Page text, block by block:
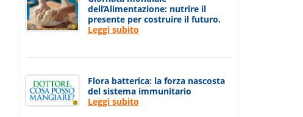
dell’Alimentazione: nutrire il
presente per costruire il futuro.
Leggi subito
Flora batterica: la forza nascosta
del sistema immunitario
Leggi subito